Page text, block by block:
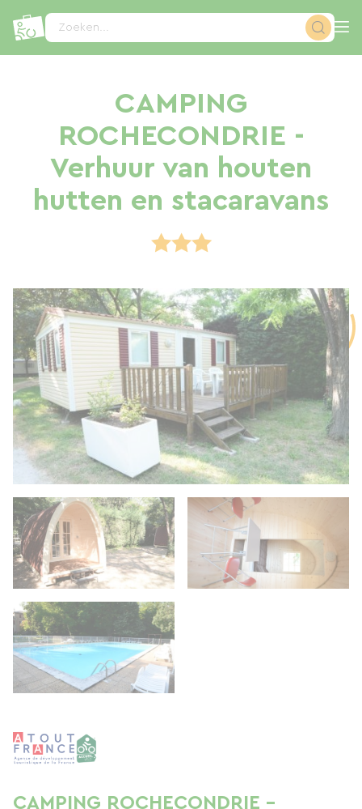
Zoeken...
CAMPING
ROCHECONDRIE -
Verhuur van houten
hutten en stacaravans
CAMPING ROCHECONDRIE -
Cookies beheer paneel